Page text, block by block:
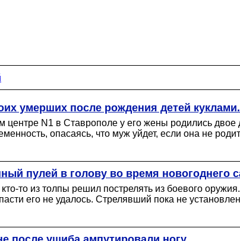
умерших после рождения детей
центре N1 в Ставрополе у его жены родились
опасаясь, что муж уйдет, если она не
пулей в голову во время новогоднего
то из толпы решил пострелять из боевого
его не удалось. Стрелявший пока не